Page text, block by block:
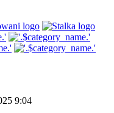
9:04